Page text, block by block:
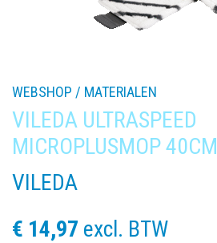
WEBSHOP / MATERIALEN
VILEDA ULTRASPEED
MICROPLUSMOP 40CM
VILEDA
€ 14,97 excl. BTW